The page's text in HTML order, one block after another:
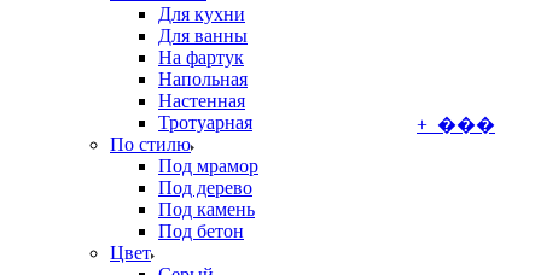
Для кухни
Для ванны
На фартук
Напольная
Настенная
Тротуарная
По стилю
Под мрамор
Под дерево
Под камень
Под бетон
Цвет
+ ���